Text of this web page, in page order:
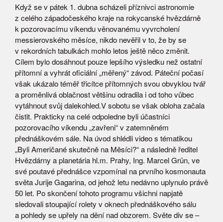
Když se v pátek 1. dubna scházeli příznivci astronomie
z celého západočeského kraje na rokycanské hvězdárně
k pozorovacímu víkendu věnovanému vyvrcholení
messierovského měsíce, nikdo nevěřil v to, že by se
v rekordních tabulkách mohlo letos ještě něco změnit.
Cílem bylo dosáhnout pouze lepšího výsledku než ostatní
přítomní a vyhrát oficiální „měřený“ závod. Páteční počasí
však ukázalo téměř třicítce přítomných svou obvyklou tvář
a proměnlivá oblačnost většinu odradila i od toho vůbec
vytáhnout svůj dalekohled.V sobotu se však obloha začala
čistit. Prakticky na celé odpoledne byli účastníci
pozorovacího víkendu „zavřeni“ v zatemněném
přednáškovém sále. Na úvod shlédli video s tématikou
„Byli Američané skutečně na Měsíci?“ a následně ředitel
Hvězdárny a planetária hl.m. Prahy, Ing. Marcel Grün, ve
své poutavé přednášce vzpomínal na prvního kosmonauta
světa Jurije Gagarina, od jehož letu nedávno uplynulo právě
50 let. Po skončení tohoto programu všichni napjatě
sledovali stoupající rolety v oknech přednáškového sálu
a pohledy se upřely na dění nad obzorem. Světe div se –